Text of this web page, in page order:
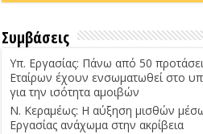
Συμβάσεις
Υπ. Εργασίας: Πάνω από 50
Εταίρων έχουν ενσωματωθεί στο
για την ισότητα αμοιβών
Ν. Κεραμέως: Η αύξηση μισθών
Εργασίας ανάχωμα στην ακρίβεια